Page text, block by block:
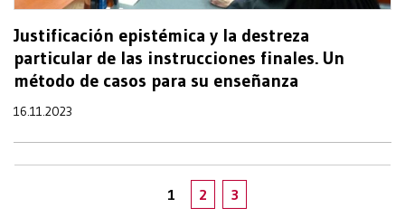
Justificación epistémica y la destreza
particular de las instrucciones finales. Un
método de casos para su enseñanza
16.11.2023
1 2 3